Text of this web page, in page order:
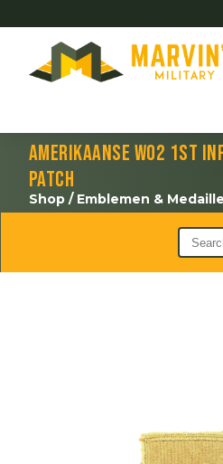
Amerikaanse WO2 1st
patch
Shop / Emblemen &